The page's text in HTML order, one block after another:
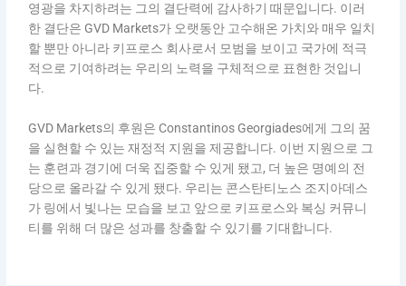
영광을 차지하려는 그의 결단력에 감사하기 때문입니다. 이러
한 결단은 GVD Markets가 오랫동안 고수해온 가치와 매우 일치
할 뿐만 아니라 키프로스 회사로서 모범을 보이고 국가에 적극
적으로 기여하려는 우리의 노력을 구체적으로 표현한 것입니
다.
GVD Markets의 후원은 Constantinos Georgiades에게 그의 꿈
을 실현할 수 있는 재정적 지원을 제공합니다. 이번 지원으로 그
는 훈련과 경기에 더욱 집중할 수 있게 됐고, 더 높은 명예의 전
당으로 올라갈 수 있게 됐다. 우리는 콘스탄티노스 조지아데스
가 링에서 빛나는 모습을 보고 앞으로 키프로스와 복싱 커뮤니
티를 위해 더 많은 성과를 창출할 수 있기를 기대합니다.